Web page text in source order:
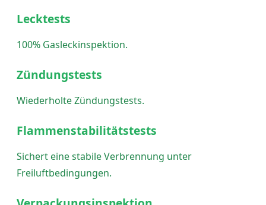
Lecktests
100% Gasleckinspektion.
Zündungstests
Wiederholte Zündungstests.
Flammenstabilitätstests
Sichert eine stabile Verbrennung unter
Freiluftbedingungen.